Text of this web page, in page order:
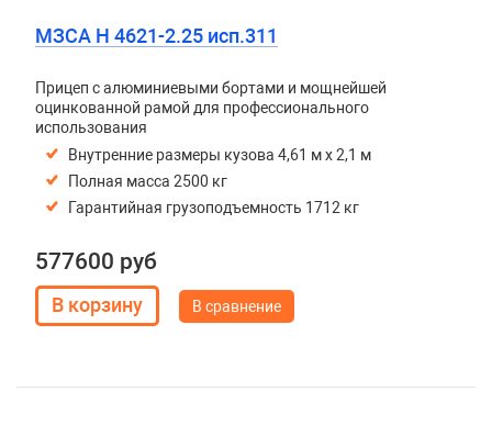
МЗСА H 4621-2.25 исп.311
Прицеп с алюминиевыми бортами и мощнейшей
оцинкованной рамой для профессионального
использования
Внутренние размеры кузова 4,61 м х 2,1 м
Полная масса 2500 кг
Гарантийная грузоподъемность 1712 кг
577600 руб
В сравнение